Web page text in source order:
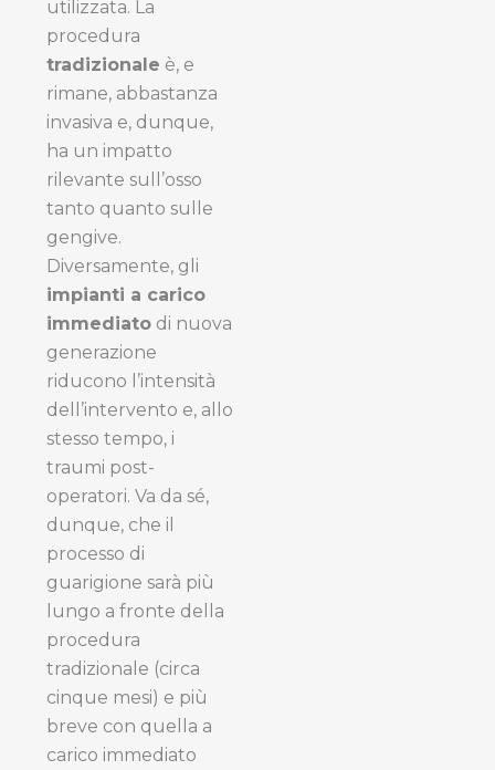
utilizzata. La
procedura
tradizionale è, e
rimane, abbastanza
invasiva e, dunque,
ha un impatto
rilevante sull’osso
tanto quanto sulle
gengive.
Diversamente, gli
impianti a carico
immediato di nuova
generazione
riducono l’intensità
dell’intervento e, allo
stesso tempo, i
traumi post-
operatori. Va da sé,
dunque, che il
processo di
guarigione sarà più
lungo a fronte della
procedura
tradizionale (circa
cinque mesi) e più
breve con quella a
carico immediato